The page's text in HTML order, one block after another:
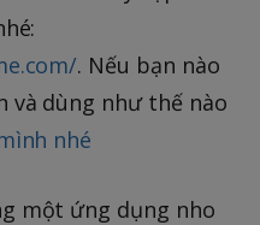
. Nếu bạn nào
và dùng như thế nào
nhé
một ứng dụng nho